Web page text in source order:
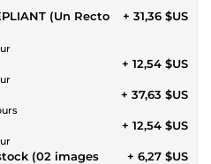
(Un Recto
+ 31,36 $US
+ 12,54 $US
+ 37,63 $US
+ 12,54 $US
(02 images
+ 6,27 $US